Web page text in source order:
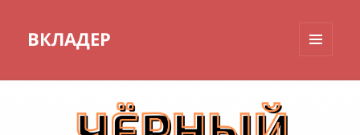
ВКЛАДЕР